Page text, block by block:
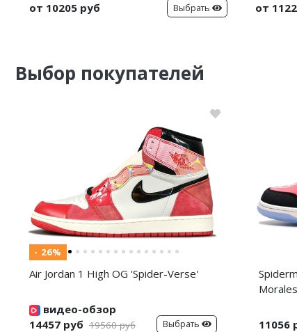
от 10205 руб
Выбрать от
Выбор покупателей
- 26%
Air Jordan 1 High OG 'Spider-Verse'
видео-обзор
14457 руб 19560 руб Выбрать 11056